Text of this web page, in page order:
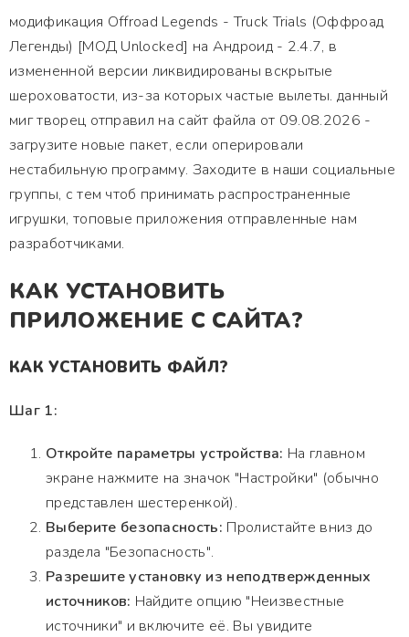
модификация Offroad Legends - Truck Trials (Оффроад
Легенды) [МОД Unlocked] на Андроид - 2.4.7, в
измененной версии ликвидированы вскрытые
шероховатости, из-за которых частые вылеты. данный
миг творец отправил на сайт файла от 09.08.2026 -
загрузите новые пакет, если оперировали
нестабильную программу. Заходите в наши социальные
группы, с тем чтоб принимать распространенные
игрушки, топовые приложения отправленные нам
разработчиками.
КАК УСТАНОВИТЬ
ПРИЛОЖЕНИЕ С САЙТА?
КАК УСТАНОВИТЬ ФАЙЛ?
Шаг 1:
Откройте параметры устройства: На главном
экране нажмите на значок "Настройки" (обычно
представлен шестеренкой).
Выберите безопасность: Пролистайте вниз до
раздела "Безопасность".
Разрешите установку из неподтвержденных
источников: Найдите опцию "Неизвестные
источники" и включите её. Вы увидите